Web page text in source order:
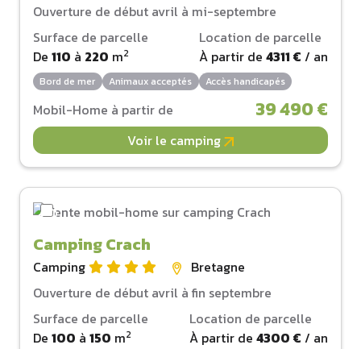
Ouverture de début avril à mi-septembre
Surface de parcelle
De 110 à 220 m2
Location de parcelle
À partir de 4311 € / an
Bord de mer Animaux acceptés Accès handicapés
Mobil-Home à partir de 39 490 €
Voir le camping
Camping Crach
Camping
Bretagne
Ouverture de début avril à fin septembre
Surface de parcelle
De 100 à 150 m2
Location de parcelle
À partir de 4300 € / an